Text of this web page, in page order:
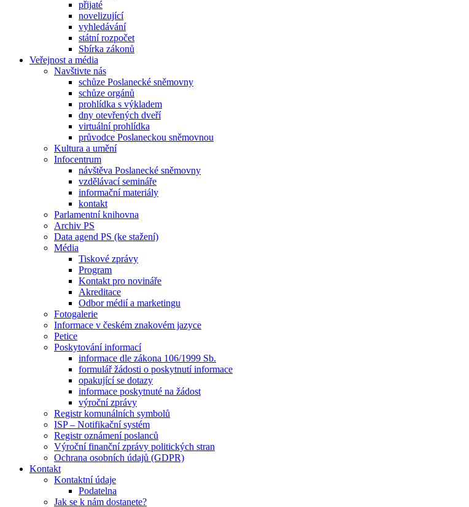
přijaté
novelizující
vyhledávání
státní rozpočet
Sbírka zákonů
Veřejnost a média
Navštivte nás
schůze Poslanecké sněmovny
schůze orgánů
prohlídka s výkladem
dny otevřených dveří
virtuální prohlídka
průvodce Poslaneckou sněmovnou
Kultura a umění
Infocentrum
návštěva Poslanecké sněmovny
vzdělávací semináře
informační materiály
kontakt
Parlamentní knihovna
Archiv PS
Data agend PS (ke stažení)
Média
Tiskové zprávy
Program
Kontakt pro novináře
Akreditace
Odbor médií a marketingu
Fotogalerie
Informace v českém znakovém jazyce
Petice
Poskytování informací
informace dle zákona 106/1999 Sb.
formulář žádosti o poskytnutí informace
opakující se dotazy
informace poskytnuté na žádost
výroční zprávy
Registr komunálních symbolů
ISP – Notifikační systém
Registr oznámení poslanců
Výroční finanční zprávy politických stran
Ochrana osobních údajů (GDPR)
Kontakt
Kontaktní údaje
Podatelna
Jak se k nám dostanete?